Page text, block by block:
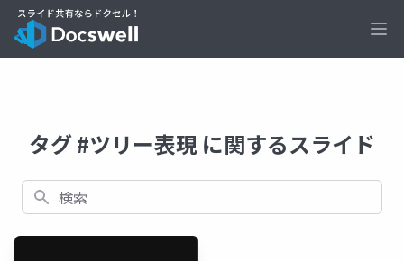
タグ #ツリー表現 に関するスライド
検索